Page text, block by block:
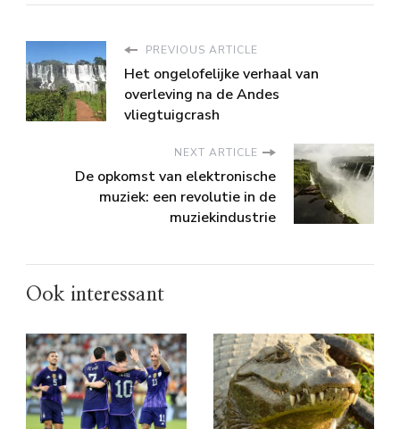
PREVIOUS ARTICLE
Het ongelofelijke verhaal van
overleving na de Andes
vliegtuigcrash
NEXT ARTICLE
De opkomst van elektronische
muziek: een revolutie in de
muziekindustrie
Ook interessant